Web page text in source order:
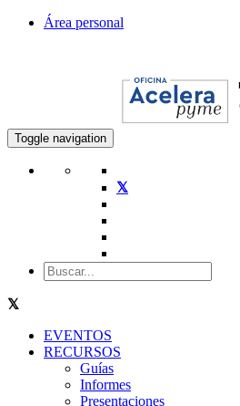
Área personal
Toggle navigation
EVENTOS
RECURSOS
Guías
Informes
Presentaciones